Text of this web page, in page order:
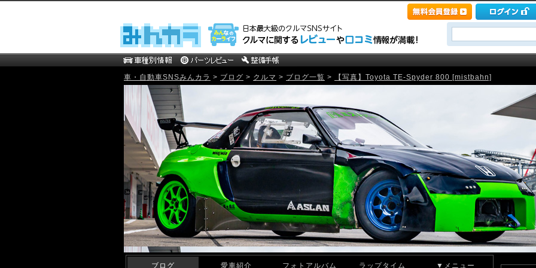
車・自動車SNSみんカラ > ブログ > クルマ > ブログ一覧 > 【写真】Toyota TE-Spyder 800 [mistbahn]
mistbahn MOTOR WEB Blog
ブログ 愛車紹介 フォトアルバム ラップタイム ▼メニュー